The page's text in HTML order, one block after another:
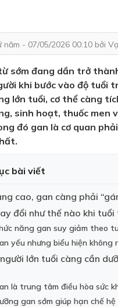
- 07/05/2026 00:10 bởi
sớm đang dần trở
khi bước vào độ tuổi
lớn tuổi, cơ thể càng
sinh hoạt, thuốc men
đó gan là cơ quan
bài viết
cao, gan càng phải
đổi như thế nào khi
năng gan suy giảm theo
yếu nhưng biểu hiện không
lớn tuổi càng cần
là trung tâm điều hòa sức
gan sớm giúp hạn chế